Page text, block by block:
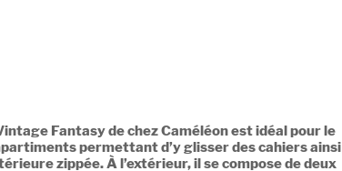
Fantasy de chez Caméléon est idéal pour le
permettant d’y glisser des cahiers ainsi
zippée. À l’extérieur, il se compose de deux